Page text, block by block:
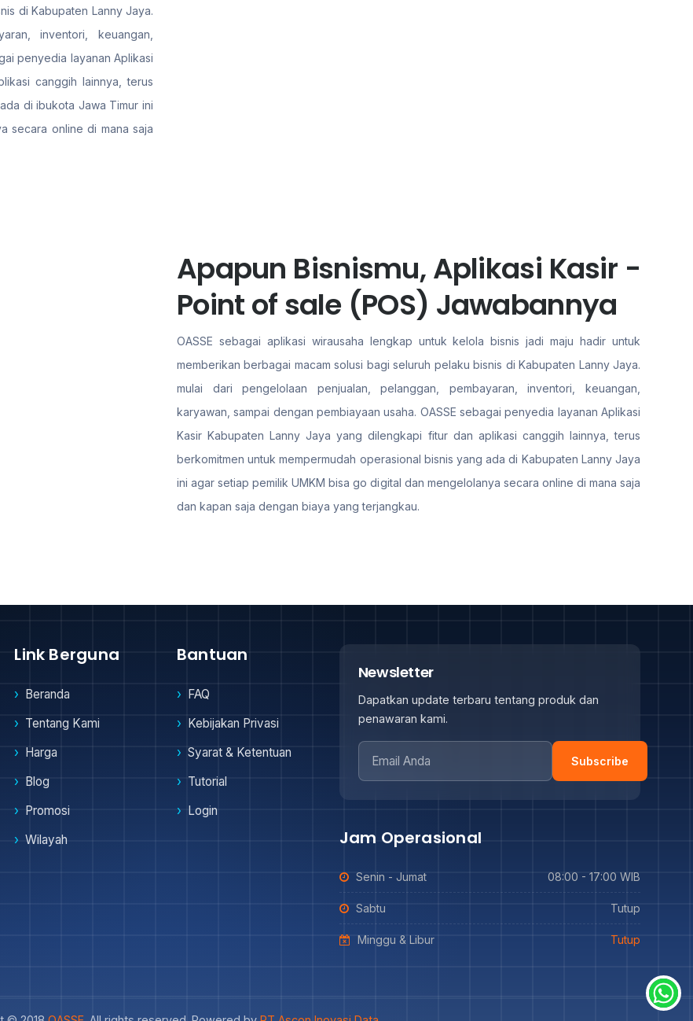
di Kabupaten Lanny Jaya.
inventori, keuangan,
penyedia layanan Aplikasi
canggih lainnya, terus
di ibukota Jawa Timur ini
secara online di mana saja
Apapun Bisnismu, Aplikasi Kasir -
Point of sale (POS) Jawabannya
OASSE sebagai aplikasi wirausaha lengkap untuk kelola bisnis jadi maju hadir untuk
memberikan berbagai macam solusi bagi seluruh pelaku bisnis di Kabupaten Lanny Jaya.
mulai dari pengelolaan penjualan, pelanggan, pembayaran, inventori, keuangan,
karyawan, sampai dengan pembiayaan usaha. OASSE sebagai penyedia layanan Aplikasi
Kasir Kabupaten Lanny Jaya yang dilengkapi fitur dan aplikasi canggih lainnya, terus
berkomitmen untuk mempermudah operasional bisnis yang ada di Kabupaten Lanny Jaya
ini agar setiap pemilik UMKM bisa go digital dan mengelolanya secara online di mana saja
dan kapan saja dengan biaya yang terjangkau.
Link Berguna
Beranda
Tentang Kami
Harga
Blog
Promosi
Wilayah
Bantuan
FAQ
Kebijakan Privasi
Syarat & Ketentuan
Tutorial
Login
Newsletter
Dapatkan update terbaru tentang produk dan
penawaran kami.
Subscribe
Jam Operasional
Senin - Jumat 08:00 - 17:00 WIB
Sabtu Tutup
Minggu & Libur Tutup